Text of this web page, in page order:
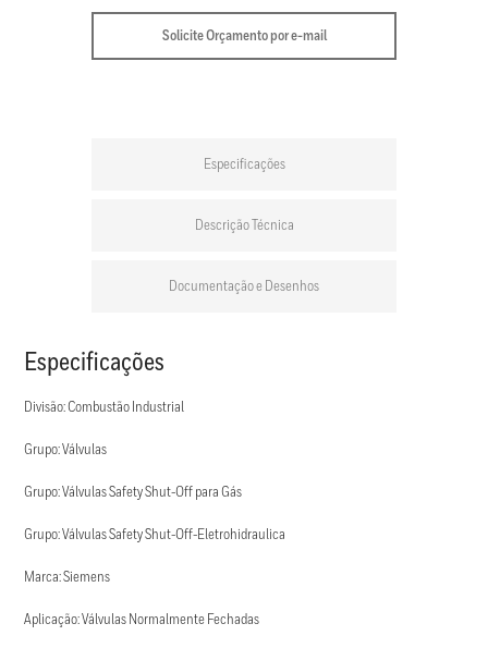
Solicite Orçamento por e-mail
Especificações
Descrição Técnica
Documentação e Desenhos
Especificações
Divisão: Combustão Industrial
Grupo: Válvulas
Grupo: Válvulas Safety Shut-Off para Gás
Grupo: Válvulas Safety Shut-Off-Eletrohidraulica
Marca: Siemens
Aplicação: Válvulas Normalmente Fechadas